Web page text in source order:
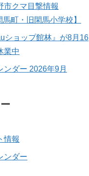
市クマ目撃情報
町・旧閑馬小学校】
ショップ館林』が8月16
業中
ンダー 2026年9月
情報
ンダー